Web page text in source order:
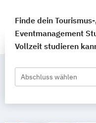
Finde dein
Eventmanagement
Vollzeit studieren
Abschluss wählen